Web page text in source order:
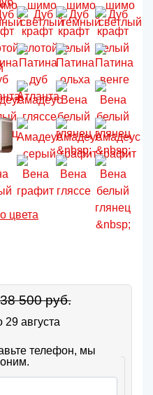
38 500 руб.
августа
телефон, мы